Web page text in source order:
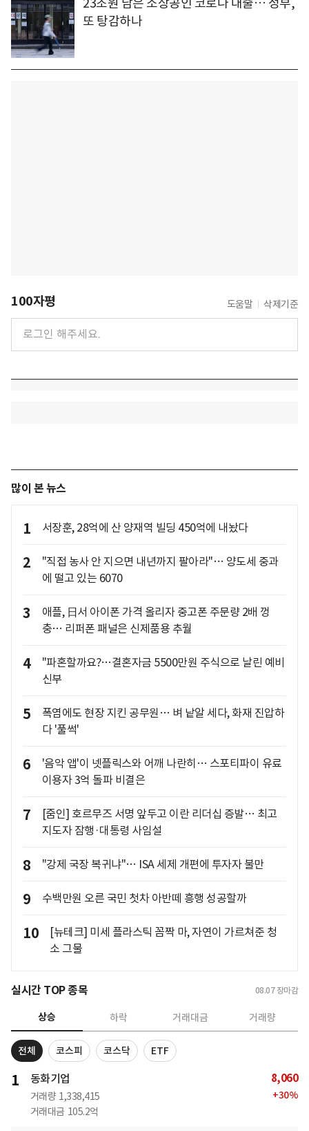
또 탕감하나
100자평 도움말 삭제기준
많이 본 뉴스
1 서장훈, 28억에 산 양재역 빌딩 450억에 내놨다
2
"직접 농사 안 지으면 내년까지 팔아라"… 양도세 중과
에 떨고 있는 6070
3
애플, 日서 아이폰 가격 올리자 중고폰 주문량 2배 껑
충… 리퍼폰 패널은 신제품용 추월
4
"파혼할까요?…결혼자금 5500만원 주식으로 날린 예비
신부
5
폭염에도 현장 지킨 공무원… 벼 낱알 세다, 화재 진압하
다 '풀썩'
6
'음악 앱'이 넷플릭스와 어깨 나란히… 스포티파이 유료
이용자 3억 돌파 비결은
7
[줌인] 호르무즈 서명 앞두고 이란 리더십 증발… 최고
지도자 잠행·대통령 사임설
8 "강제 국장 복귀냐"… ISA 세제 개편에 투자자 불만
9 수백만원 오른 국민 첫차 아반떼 흥행 성공할까
10
[뉴테크] 미세 플라스틱 꼼짝 마, 자연이 가르쳐준 청
소 그물
실시간 TOP 종목 08.07 장마감
상승 하락 거래대금 거래량
전체 코스피 코스닥 ETF
1 동화기업
거래량 1,338,415
거래대금 105.2억
8,060
+30%